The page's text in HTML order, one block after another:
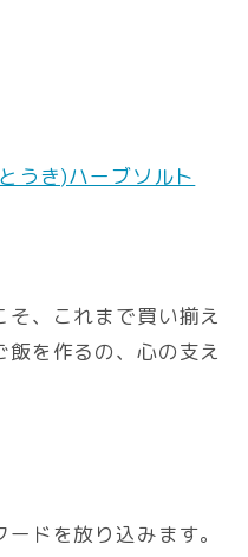
うき)ハーブソルト
、これまで買い揃え
を作るの、心の支え
ドを放り込みます。